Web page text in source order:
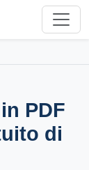
PDF
di